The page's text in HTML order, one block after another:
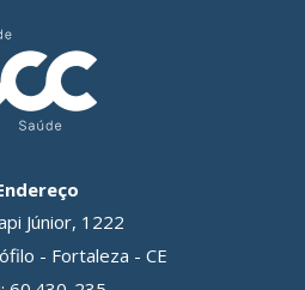
Júnior, 1222
- Fortaleza - CE